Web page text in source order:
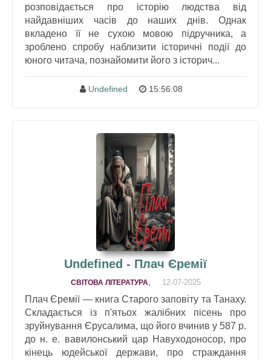
розповідається про історію людства від
найдавніших часів до наших днів. Однак
вкладено її не сухою мовою підручника, а
зроблено спробу наблизити історичні події до
юного читача, познайомити його з історич...
Undefined 15:56:08
Undefined - Плач Єремії
СВІТОВА ЛІТЕРАТУРА 12-07-2025
Плач Єремії — книга Старого заповіту та Танаху.
Складається із п'ятьох жалібних пісень про
зруйнування Єрусалима, що його вчинив у 587 р.
до н. е. вавилонський цар Навуходоносор, про
кінець юдейської держави, про страждання